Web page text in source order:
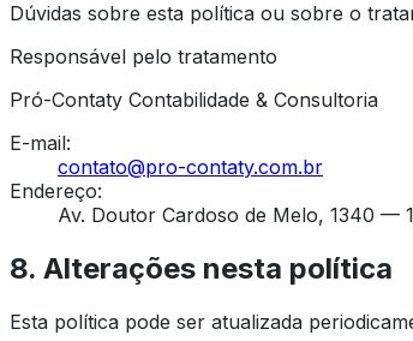
Dúvidas sobre esta política ou sobre o
Responsável pelo tratamento
Pró-Contaty Contabilidade & Consultoria
E-mail:
contato@pro-contaty.com.br
Endereço:
Av. Doutor Cardoso de Melo, 1340 —
8. Alterações nesta política
Esta política pode ser atualizada